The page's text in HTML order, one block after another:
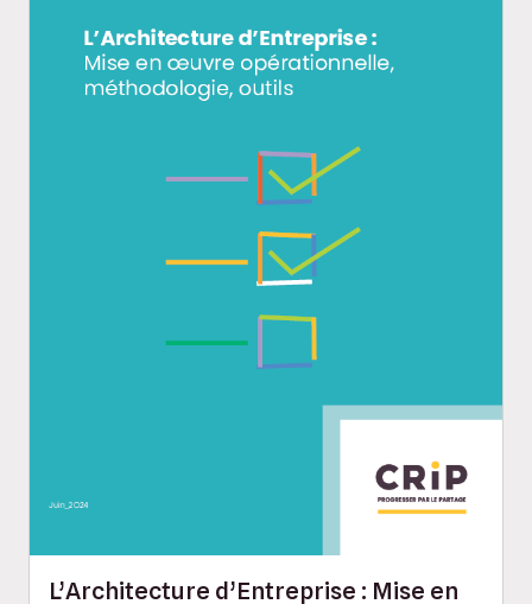
L’Architecture d’Entreprise : Mise en